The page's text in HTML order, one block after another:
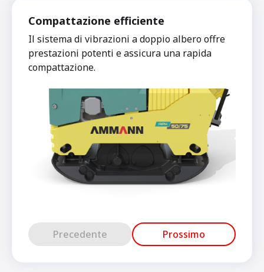
Compattazione efficiente
Il sistema di vibrazioni a doppio albero offre
prestazioni potenti e assicura una rapida
compattazione.
Precedente Prossimo